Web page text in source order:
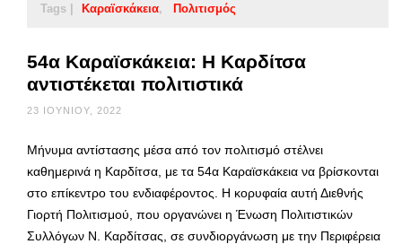
Tags | Καραϊσκάκεια Πολιτισμός
54α Καραϊσκάκεια: Η Καρδίτσα
αντιστέκεται πολιτιστικά
23 ΙΟΥΝΊΟΥ, 2022
Μήνυμα αντίστασης μέσα από τον πολιτισμό στέλνει
καθημερινά η Καρδίτσα, με τα 54α Καραϊσκάκεια να βρίσκονται
στο επίκεντρο του ενδιαφέροντος. Η κορυφαία αυτή Διεθνής
Γιορτή Πολιτισμού, που οργανώνει η Ένωση Πολιτιστικών
Συλλόγων Ν. Καρδίτσας, σε συνδιοργάνωση με την Περιφέρεια